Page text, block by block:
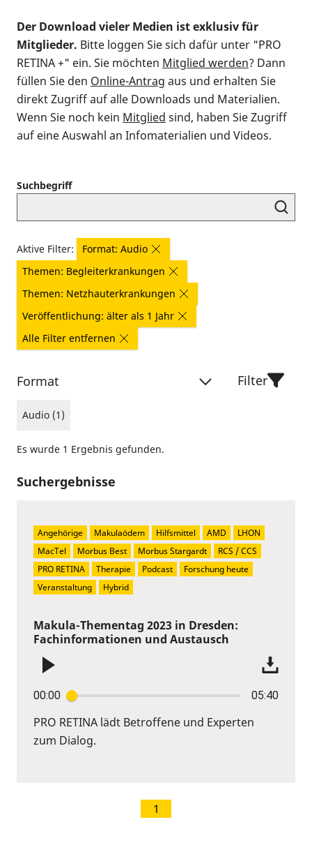
Der Download vieler Medien ist exklusiv für
Mitglieder. Bitte loggen Sie sich dafür unter "PRO
RETINA +" ein. Sie möchten Mitglied werden? Dann
füllen Sie den Online-Antrag aus und erhalten Sie
direkt Zugriff auf alle Downloads und Materialien.
Wenn Sie noch kein Mitglied sind, haben Sie Zugriff
auf eine Auswahl an Infomaterialien und Videos.
Suchbegriff
Aktive Filter:
Format: Audio
Themen: Begleiterkrankungen
Themen: Netzhauterkrankungen
Veröffentlichung: älter als 1 Jahr
Alle Filter entfernen
Format
Audio (1)
Filter
Es wurde 1 Ergebnis gefunden.
Suchergebnisse
Makula-Thementag 2023 in Dresden:
Fachinformationen und Austausch
00:00 05:40
PRO RETINA lädt Betroffene und Experten
zum Dialog.
Angehörige Makulaödem Hilfsmittel AMD
LHON
MacTel
Morbus Best Morbus Stargardt
RCS / CCS
PRO RETINA
Therapie Podcast
Forschung heute
Veranstaltung
Hybrid
1